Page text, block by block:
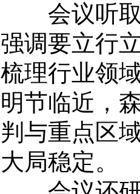
会议听取
强调要立行
梳理行业领
明节临近，
判与重点区
大局稳定。